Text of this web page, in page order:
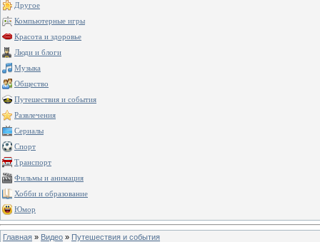
Другое
Компьютерные игры
Красота и здоровье
Люди и блоги
Музыка
Общество
Путешествия и события
Развлечения
Сериалы
Спорт
Транспорт
Фильмы и анимация
Хобби и образование
Юмор
Главная » Видео » Путешествия и события